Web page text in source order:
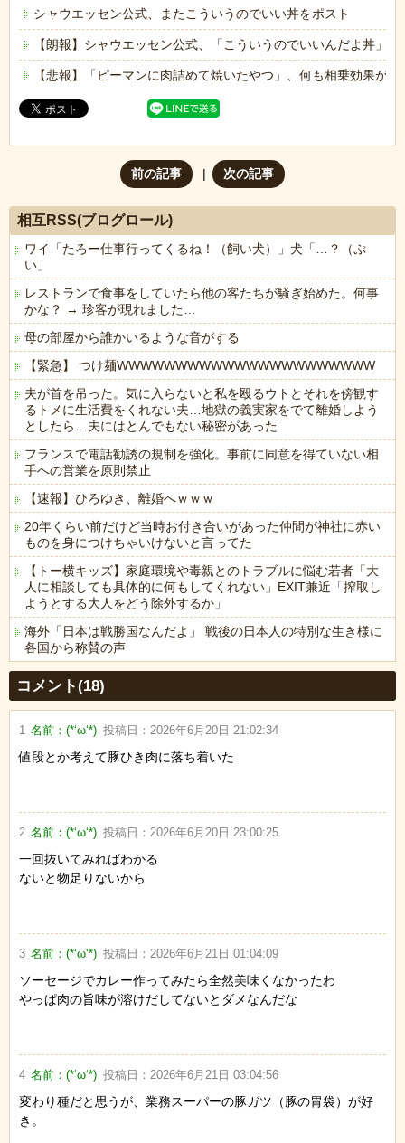
シャウエッセン公式、またこういうのでいい丼をポスト
【朗報】シャウエッセン公式、「こういうのでいいんだよ丼」
【悲報】「ピーマンに肉詰めて焼いたやつ」、何も相乗効果が無
前の記事 次の記事
相互RSS(ブログロール)
ワイ「たろー仕事行ってくるね！（飼い犬）」犬「…？（ぷ
い」
レストランで食事をしていたら他の客たちが騒ぎ始めた。何事
かな？ → 珍客が現れました…
母の部屋から誰かいるような音がする
【緊急】 つけ麺WWWWWWWWWWWWWWWWWWWWWW
夫が首を吊った。気に入らないと私を殴るウトとそれを傍観す
るトメに生活費をくれない夫…地獄の義実家をでて離婚しよう
としたら…夫にはとんでもない秘密があった
フランスで電話勧誘の規制を強化。事前に同意を得ていない相
手への営業を原則禁止
【速報】ひろゆき、離婚へｗｗｗ
20年くらい前だけど当時お付き合いがあった仲間が神社に赤い
ものを身につけちゃいけないと言ってた
【トー横キッズ】家庭環境や毒親とのトラブルに悩む若者「大
人に相談しても具体的に何もしてくれない」EXIT兼近「搾取し
ようとする大人をどう除外するか」
海外「日本は戦勝国なんだよ」 戦後の日本人の特別な生き様に
各国から称賛の声
Powered by livedoor 相互RSS
コメント(18)
1 名前：(*‘ω‘*) 投稿日： 2026年6月20日 21:02:34
値段とか考えて豚ひき肉に落ち着いた
2 名前：(*‘ω‘*) 投稿日： 2026年6月20日 23:00:25
一回抜いてみればわかる
ないと物足りないから
3 名前：(*‘ω‘*) 投稿日： 2026年6月21日 01:04:09
ソーセージでカレー作ってみたら全然美味くなかったわ
やっぱ肉の旨味が溶けだしてないとダメなんだな
4 名前：(*‘ω‘*) 投稿日： 2026年6月21日 03:04:56
変わり種だと思うが、業務スーパーの豚ガツ（豚の胃袋）が好
き。